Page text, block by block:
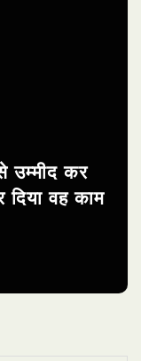
उम्मीद कर
वह काम